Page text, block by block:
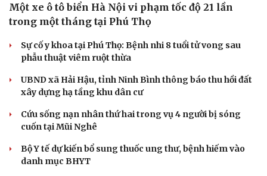
Một xe ô tô biển Hà Nội vi phạm tốc độ 21 lần
trong một tháng tại Phú Thọ